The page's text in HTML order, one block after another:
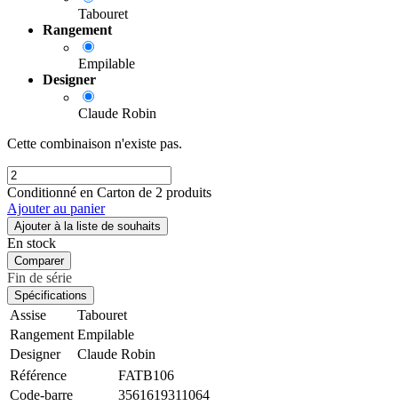
Tabouret
Rangement
Empilable
Designer
Claude Robin
Cette combinaison n'existe pas.
Conditionné en Carton de 2 produits
Ajouter au panier
Ajouter à la liste de souhaits
En stock
Comparer
Fin de série
Spécifications
Assise
Tabouret
Rangement Empilable
Designer
Claude Robin
Référence
FATB106
Code-barre
3561619311064